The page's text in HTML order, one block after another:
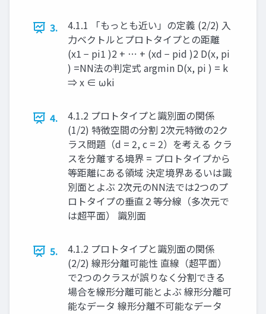
3.
4.1.1 「もっとも近い」の定義 (2/2) 入
力ベクトルとプロトタイプとの距離
(x1 − pi1 )2 + ⋯ + (xd − pid )2 D(x, pi
) = ​ ​ ​ ​ ​ NN法の判定式 argmin D(x, pi ) = k
⇒ x ∈ ωk ​ i ​ ​ ​
4.
4.1.2 プロトタイプと識別面の関係
(1/2) 特徴空間の分割 2次元特徴の2ク
ラス問題（d = 2, c = 2）を考える クラ
スを分離する境界 = プロトタイプから
等距離にある領域 決定境界あるいは識
別面とよぶ 2次元のNN法では2つのプ
ロトタイプの垂直２等分線（多次元で
は超平面） 識別⾯
5.
4.1.2 プロトタイプと識別面の関係
(2/2) 線形分離可能性 直線（超平面）
で2つのクラスが誤りなく分割できる
場合を線形分離可能とよぶ 線形分離可
能なデータ 線形分離不可能なデータ